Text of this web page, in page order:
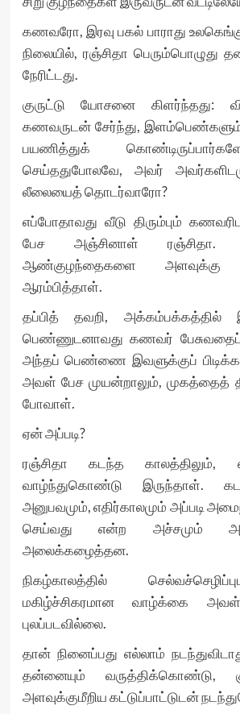
கணவரோ, இரவு பகல் பாராது
நிலையில், ரஞ்சிதா பெரும்பொழுது
நேரிட்டது.
குருட்டு யோசனை கிளர்ந்தது:
கணவருடன் சேர்ந்து, இளம்பெண்களும்
பயணித்துக்
செய்ததுபோலவே, அவர்
லீலையைத் தொடர்வாரோ?
எப்போதாவது வீடு திரும்பும்
பேச அஞ்சினாள்
ஆண்குழந்தைகளை
ஆரம்பித்தாள்.
தப்பித் தவறி, அக்கம்பக்கத்தில்
பெண்ணுடனாவது கணவர் பேசுவதைப்
அந்தப் பெண்ணை இவளுக்குப்
அவள் பேச முயன்றாலும், முகத்தைத்
போவாள்.
ஏன் அப்படி?
ரஞ்சிதா கடந்த காலத்திலும்,
வாழ்ந்துகொண்டு இருந்தாள்.
அனுபவமும், எதிர்காலமும் அப்படி
செய்வது என்ற அச்சமும்
அலைக்கழைத்தன.
நிகழ்காலத்தில்
மகிழ்ச்சிகரமான வாழ்க்கை
புலப்படவில்லை.
தான் நினைப்பது எல்லாம்
தன்னையும் வருத்திக்கொண்டு,
அளவுக்குமீறிய கட்டுப்பாட்டுடன்